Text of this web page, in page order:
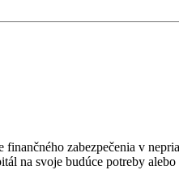
zabezpečenia v
na svoje budúce potreby